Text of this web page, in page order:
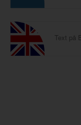
Text på